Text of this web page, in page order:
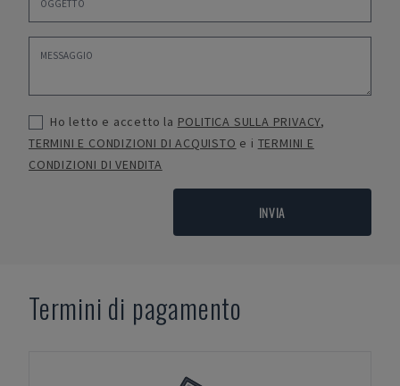
Ho letto e accetto la POLITICA SULLA PRIVACY,
TERMINI E CONDIZIONI DI ACQUISTO e i TERMINI E
CONDIZIONI DI VENDITA
INVIA
Termini di pagamento